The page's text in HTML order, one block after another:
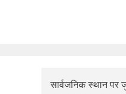
सार्वजनिक स्थान